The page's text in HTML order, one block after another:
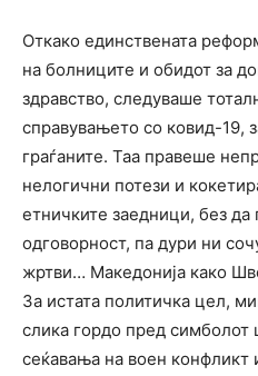
Откако единствената
на болниците и обидот за
здравство, следуваше
справувањето со ковид-19,
граѓаните. Таа правеше
нелогични потези и
етничките заедници, без да
одговорност, па дури ни
жртви… Македонија како
За истата политичка цел,
слика гордо пред
сеќавања на воен конфликт